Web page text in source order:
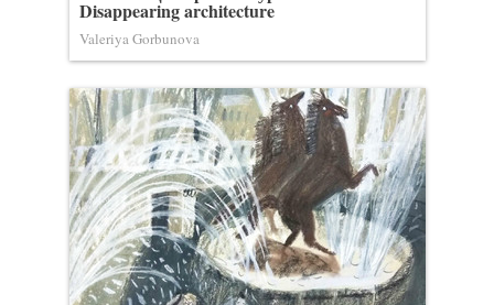
Disappearing architecture
Valeriya Gorbunova